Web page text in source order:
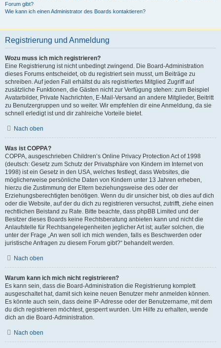
Forum gibt?
Wie kann ich einen Administrator des Boards kontaktieren?
Registrierung und Anmeldung
Wozu muss ich mich registrieren?
Eine Registrierung ist nicht unbedingt zwingend. Die Board-Administration
dieses Forums entscheidet, ob du registriert sein musst, um Beiträge zu
schreiben. Auf jeden Fall erhältst du als registriertes Mitglied Zugriff auf
zusätzliche Funktionen, die Gästen nicht zur Verfügung stehen: zum Beispiel
Avatarbilder, Private Nachrichten, E-Mail-Versand an andere Mitglieder, Beitritt
zu Benutzergruppen und so weiter. Wir empfehlen dir eine Anmeldung, da sie
schnell erledigt ist und dir zahlreiche Vorteile bietet.
Nach oben
Was ist COPPA?
COPPA, ausgeschrieben Children’s Online Privacy Protection Act of 1998
(deutsch: Gesetz zum Schutz der Privatsphäre von Kindern im Internet von
1998) ist ein Gesetz in den USA, welches festlegt, dass Websites, die
möglicherweise persönliche Daten von Kindern unter 13 Jahren erheben,
hierzu die Zustimmung der Eltern beziehungsweise des oder der
Erziehungsberechtigten benötigen. Wenn du dir unsicher bist, ob dies auf dich
oder die Website, auf der du dich zu registrieren versuchst, zutrifft, ziehe einen
rechtlichen Beistand zu Rate. Bitte beachte, dass phpBB Limited und der
Besitzer dieses Boards keine Rechtsberatung anbieten kann und nicht die
Anlaufstelle für Rechtsangelegenheiten jeglicher Art ist; außer solchen, die
unter der Frage „An wen soll ich mich wenden, falls es Beschwerden oder
juristische Anfragen zu diesem Forum gibt?“ behandelt werden.
Nach oben
Warum kann ich mich nicht registrieren?
Es kann sein, dass die Board-Administration die Registrierung komplett
ausgeschaltet hat, damit sich keine neuen Benutzer mehr anmelden können.
Es könnte auch sein, dass deine IP-Adresse oder der Benutzername, mit dem
du dich registrieren möchtest, gesperrt wurden. Um Hilfe zu erhalten, wende
dich an die Board-Administration.
Nach oben